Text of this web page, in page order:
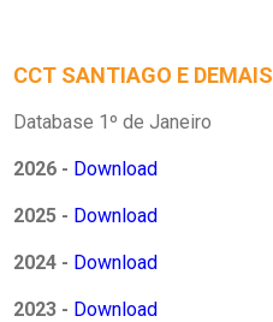
CCT SANTIAGO E DEMAIS
Database 1º de Janeiro
2026 - Download
2025 - Download
2024 - Download
2023 - Download